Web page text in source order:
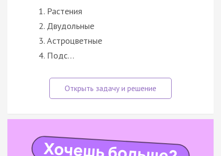
Растения
Двудольные
Астроцветные
Подс…